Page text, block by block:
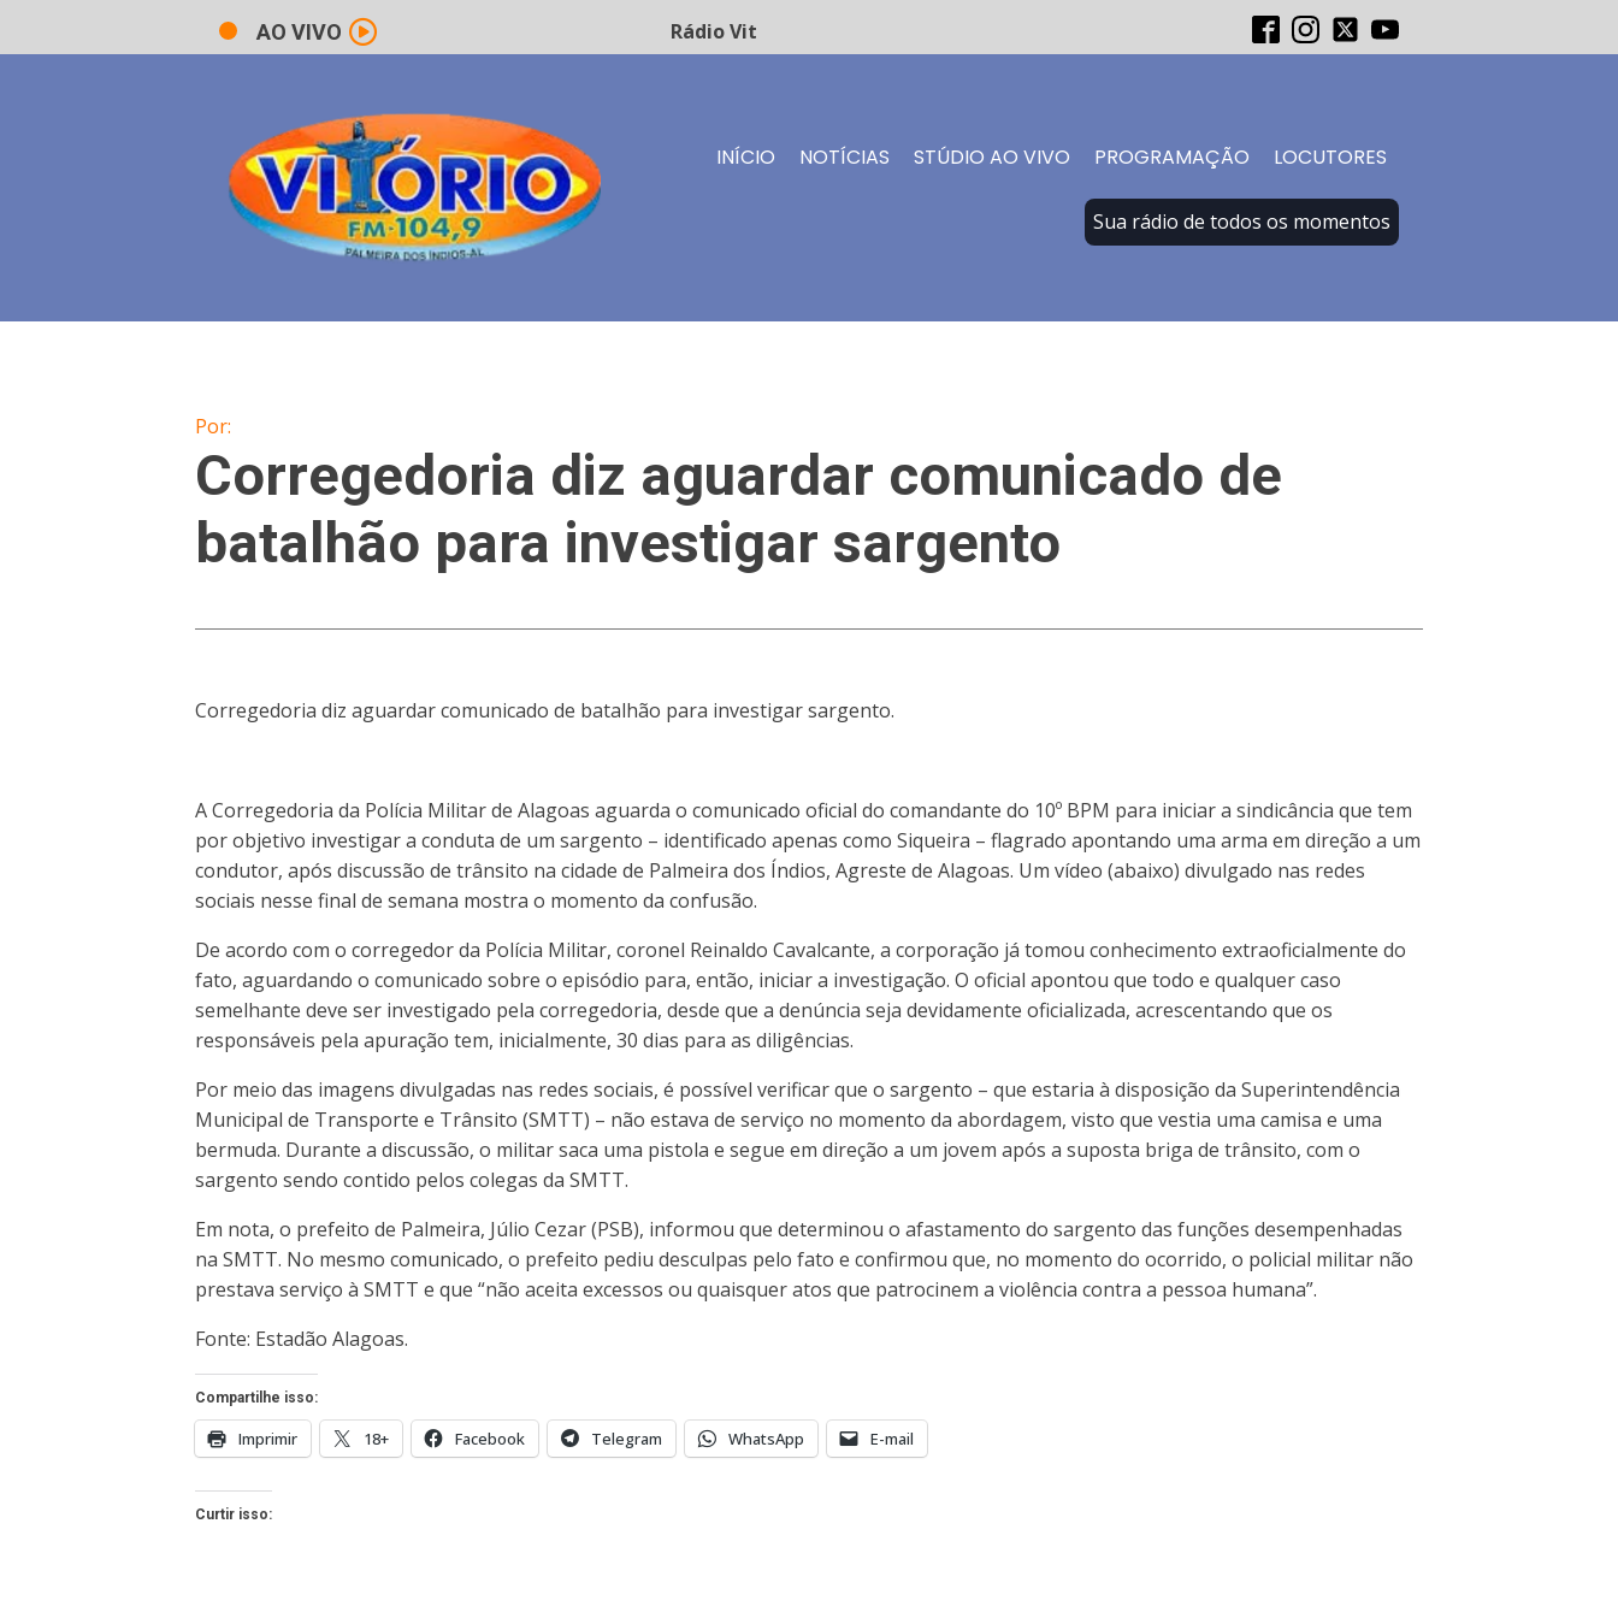
AO VIVO Rádio Vitório FM - Transmissão ao vivo
INÍCIO NOTÍCIAS STÚDIO AO VIVO PROGRAMAÇÃO LOCUTORES
Sua rádio de todos os momentos
Por:
Corregedoria diz aguardar comunicado de
batalhão para investigar sargento
Corregedoria diz aguardar comunicado de batalhão para investigar sargento.
A Corregedoria da Polícia Militar de Alagoas aguarda o comunicado oficial do comandante do 10º BPM para iniciar a sindicância que tem
por objetivo investigar a conduta de um sargento – identificado apenas como Siqueira – flagrado apontando uma arma em direção a um
condutor, após discussão de trânsito na cidade de Palmeira dos Índios, Agreste de Alagoas. Um vídeo (abaixo) divulgado nas redes
sociais nesse final de semana mostra o momento da confusão.
De acordo com o corregedor da Polícia Militar, coronel Reinaldo Cavalcante, a corporação já tomou conhecimento extraoficialmente do
fato, aguardando o comunicado sobre o episódio para, então, iniciar a investigação. O oficial apontou que todo e qualquer caso
semelhante deve ser investigado pela corregedoria, desde que a denúncia seja devidamente oficializada, acrescentando que os
responsáveis pela apuração tem, inicialmente, 30 dias para as diligências.
Por meio das imagens divulgadas nas redes sociais, é possível verificar que o sargento – que estaria à disposição da Superintendência
Municipal de Transporte e Trânsito (SMTT) – não estava de serviço no momento da abordagem, visto que vestia uma camisa e uma
bermuda. Durante a discussão, o militar saca uma pistola e segue em direção a um jovem após a suposta briga de trânsito, com o
sargento sendo contido pelos colegas da SMTT.
Em nota, o prefeito de Palmeira, Júlio Cezar (PSB), informou que determinou o afastamento do sargento das funções desempenhadas
na SMTT. No mesmo comunicado, o prefeito pediu desculpas pelo fato e confirmou que, no momento do ocorrido, o policial militar não
prestava serviço à SMTT e que “não aceita excessos ou quaisquer atos que patrocinem a violência contra a pessoa humana”.
Fonte: Estadão Alagoas.
Compartilhe isso:
Imprimir 18+ Facebook Telegram WhatsApp E-mail
Curtir isso: